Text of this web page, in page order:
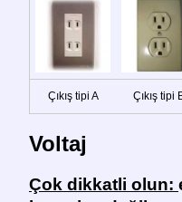
Çıkış tipi A Çıkış tipi
Voltaj
Çok dikkatli olun: